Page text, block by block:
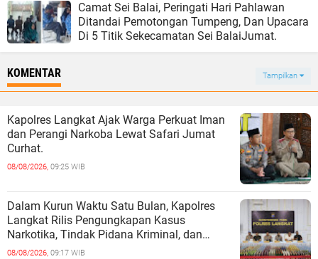
Camat Sei Balai, Peringati Hari Pahlawan
Ditandai Pemotongan Tumpeng, Dan Upacara
Di 5 Titik Sekecamatan Sei BalaiJumat.
KOMENTAR Tampilkan
Kapolres Langkat Ajak Warga Perkuat Iman
dan Perangi Narkoba Lewat Safari Jumat
Curhat.
08/08/2026, 09:25 WIB
Dalam Kurun Waktu Satu Bulan, Kapolres
Langkat Rilis Pengungkapan Kasus
Narkotika, Tindak Pidana Kriminal, dan
Kekerasan Seksual terhadap Anak.
08/08/2026, 09:17 WIB